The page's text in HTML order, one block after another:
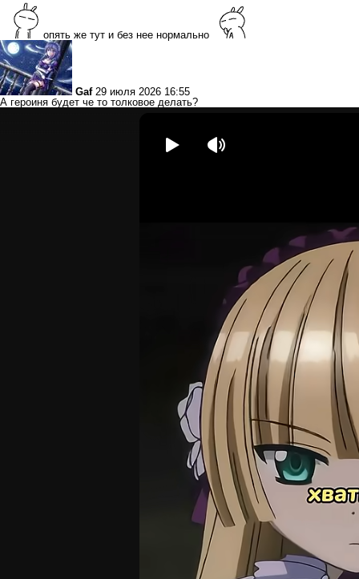
опять же тут и без нее нормально
Gaf 29 июля 2026 16:55
А героиня будет че то толковое делать?